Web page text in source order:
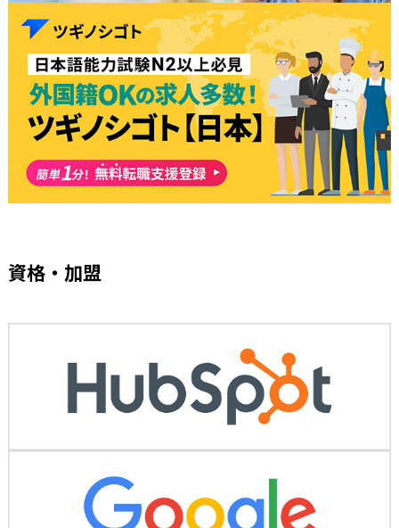
資格・加盟